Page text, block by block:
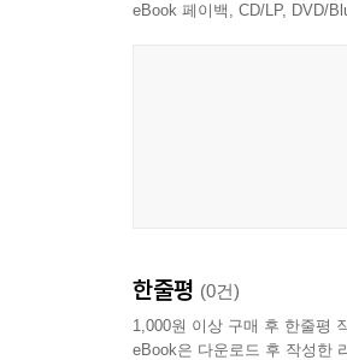
eBook 페이백, CD/LP, DVD/
한줄평 (0건)
1,000원 이상 구매 후 한줄평
eBook은 다운로드 후 작성한